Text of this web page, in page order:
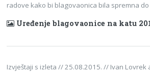
radove kako bi blagovaonica bila spremna
Uređenje blagovaonice na katu
Izvještaji s izleta// 25.08.2015. // Ivan Lovrek